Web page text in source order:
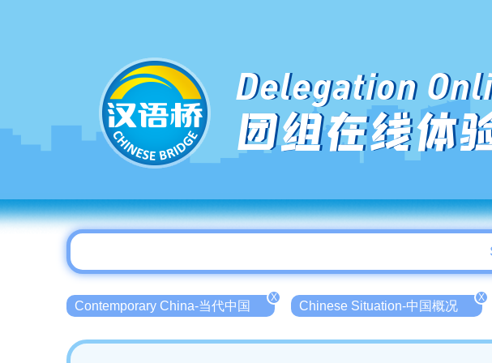
Delegation
团组在线体
Contemporary China-当代中国
X
Chinese Situation-中国概况
X